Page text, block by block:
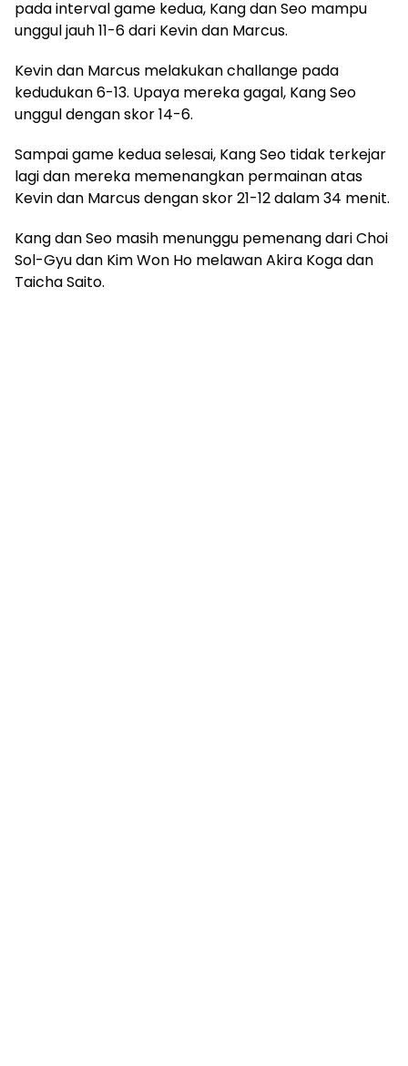
pada interval game kedua, Kang dan Seo mampu
unggul jauh 11-6 dari Kevin dan Marcus.
Kevin dan Marcus melakukan challange pada
kedudukan 6-13. Upaya mereka gagal, Kang Seo
unggul dengan skor 14-6.
Sampai game kedua selesai, Kang Seo tidak terkejar
lagi dan mereka memenangkan permainan atas
Kevin dan Marcus dengan skor 21-12 dalam 34 menit.
Kang dan Seo masih menunggu pemenang dari Choi
Sol-Gyu dan Kim Won Ho melawan Akira Koga dan
Taicha Saito.